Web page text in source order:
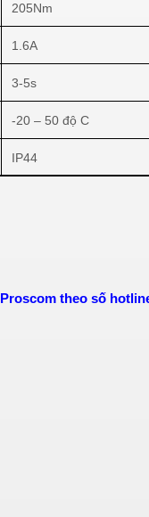
205Nm
1.6A
3-5s
-20 – 50 độ C
IP44
theo số